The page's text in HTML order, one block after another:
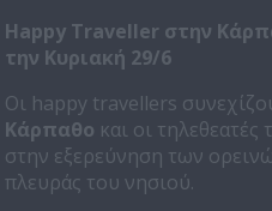
Happy Traveller στην
την Κυριακή 29/6
Οι happy travellers
Κάρπαθο και οι τηλεθεατές
στην εξερεύνηση των
πλευράς του νησιού.